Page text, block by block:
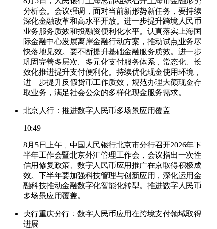
分析会。会议强调，面对当前新形势新任务，要持续
深化金融改革和高水平开放。进一步提升跨境人民币
业务服务质效和投融资便利化水平。认真落实上海国
际金融中心发展离岸金融行动方案，推动试点业务尽
快落地见效。要不断提升基础金融服务质效。进一步
巩固完善多层次、多元化支付服务体系，常态化、长
效化推进提升支付便利化。持续优化现金使用环境，
进一步提升反假货币工作质效，规范办理大额现金存
取业务，满足社会公众的多样化现金服务需求。
北京人行：推进数字人民币多场景应用覆盖
10:49
8月5日上午，中国人民银行北京市分行召开2026年下
半年工作会暨北京外汇管理工作会，会议指出一次性
信用修复政策、数字人民币应用推广在京取得积极成
效。下半年要加强科技管理与创新应用，深化运用金
融科技推动金融数字化智能化转型。推进数字人民币
多场景应用覆盖。
央行重庆分行：数字人民币应用在跨境支付领域取得
进展